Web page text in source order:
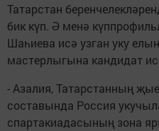
Татарстан
бик күп. Ә менә
Шаһиева исә узган уку
мастерлыгына кандидат
- Азалия, Татарстанның
составында Россия
спартакиадасының зона